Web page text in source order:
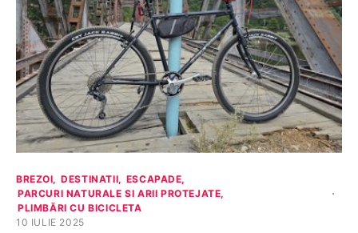
BREZOI DESTINATII
ESCAPADE
PARCURI NATURALE SI ARII PROTEJATE
PLIMBĂRI CU BICICLETA
10 IULIE 2025